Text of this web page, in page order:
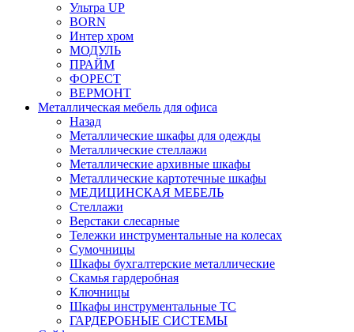
Ультра UP
BORN
Интер хром
МОДУЛЬ
ПРАЙМ
ФОРЕСТ
ВЕРМОНТ
Металлическая мебель для офиса
Назад
Металлические шкафы для одежды
Металлические стеллажи
Металлические архивные шкафы
Металлические картотечные шкафы
МЕДИЦИНСКАЯ МЕБЕЛЬ
Стеллажи
Верстаки слесарные
Тележки инструментальные на колесах
Сумочницы
Шкафы бухгалтерские металлические
Скамья гардеробная
Ключницы
Шкафы инструментальные ТС
ГАРДЕРОБНЫЕ СИСТЕМЫ